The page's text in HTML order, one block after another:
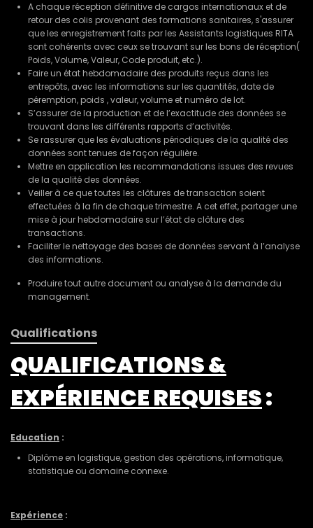
A chaque réception définitive de cargos internationaux et de
retour des colis provenant des formations sanitaires, s'assurer
que les enregistrement faits par les Assistants logistiques RITA
sont cohérents avec ceux se trouvant sur les bons de réception(
Poids, Volume, Valeur, Code produit, etc.).
Faire un état hebdomadaire des produits reçus dans les
entrepôts, avec les informations sur les quantités, date de
péremption, poids , valeur, volume et numéro de lot.
S’assurer de la production et de l’exactitude des données se
trouvant dans les différents rapports d’activités.
Se rassurer que les évaluations périodiques de la qualité des
données sont tenues de façon régulière.
Mettre en application les recommandations issues des revues
de la qualité des données.
Veiller à ce que toutes les clôtures de transaction soient
effectuées à la fin de chaque trimestre. A cet effet, partager une
mise à jour hebdomadaire sur l’état de clôture des
transactions.
Faciliter le nettoyage des bases de données servant à l’analyse
des informations.
Produire tout autre document ou analyse à la demande du
management.
Qualifications
QUALIFICATIONS &
EXPÉRIENCE REQUISES:
Education :
Diplôme en logistique, gestion des opérations, informatique,
statistique ou domaine connexe.
Expérience :